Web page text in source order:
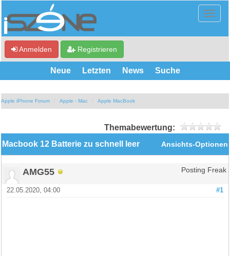
Anmelden Registrieren
Neue Letzten News Suche
Apple iPhone Forum Apple - Mac Apple MacBook
Themabewertung:
Ansichts-Optionen
Macbook 12 Batterie zu schnell leer
AMG55 Posting Freak
#1
22.05.2020, 04:00